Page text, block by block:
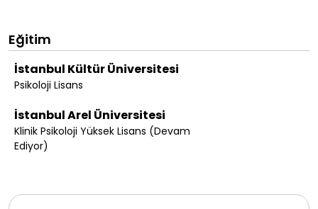
Eğitim
İstanbul Kültür Üniversitesi
Psikoloji Lisans
İstanbul Arel Üniversitesi
Klinik Psikoloji Yüksek Lisans (Devam
Ediyor)